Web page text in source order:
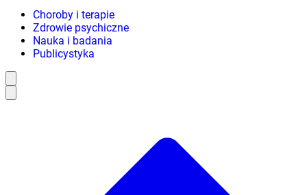
Choroby i terapie
Zdrowie psychiczne
Nauka i badania
Publicystyka